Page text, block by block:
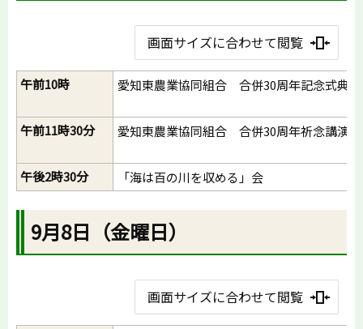
画面サイズに合わせて閲覧
午前10時 愛知東農業協同組合 合併30周年記念式典
午前11時30分 愛知東農業協同組合 合併30周年祈念講演
午後2時30分 「海は百の川を収める」会
9月8日（金曜日）
画面サイズに合わせて閲覧